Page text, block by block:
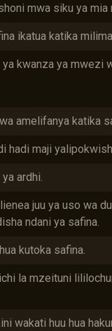
mwa siku ya
ikatua katika
kwanza ya mwezi
amelifanya katika
hadi maji
ardhi.
juu ya uso wa
ndani ya safina.
kutoka safina.
la mzeituni
wakati huu hua